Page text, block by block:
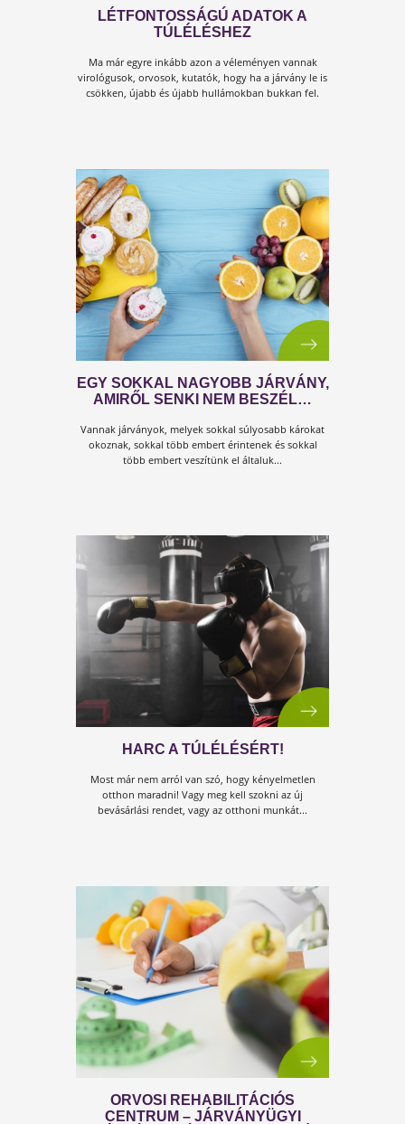
NEM PUSZTÁN VÉDŐESZKÖZ,
HANEM RUHÁZATI KIEGÉSZÍTŐ
A világ megváltozott. És nem lesz már olyan, mint
azelőtt. Az emberiség sebezhető. Mert...
MASZKVISELÉS HELYESEN
Az átlagembereknek is van haszna az
hordásából a következő megfontolások alapján...